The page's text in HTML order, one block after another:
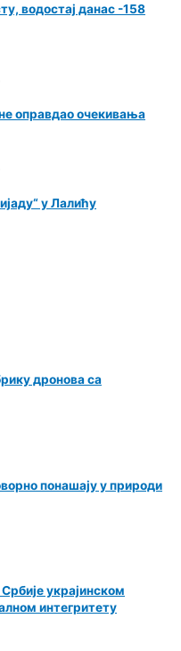
водостај данас -158
оправдао очекивања
у Лалићу
дронова са
понашају у природи
украјинском
интегритету